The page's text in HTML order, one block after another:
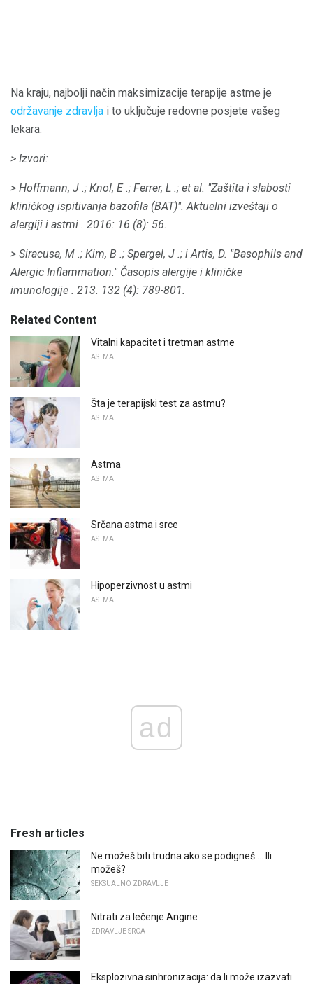
Na kraju, najbolji način maksimizacije terapije astme je
održavanje zdravlja i to uključuje redovne posjete vašeg
lekara.
> Izvori:
> Hoffmann, J .; Knol, E .; Ferrer, L .; et al. "Zaštita i slabosti
kliničkog ispitivanja bazofila (BAT)". Aktuelni izveštaji o
alergiji i astmi . 2016: 16 (8): 56.
> Siracusa, M .; Kim, B .; Spergel, J .; i Artis, D. "Basophils and
Alergic Inflammation." Časopis alergije i kliničke
imunologije . 213. 132 (4): 789-801.
Related Content
Vitalni kapacitet i tretman astme
ASTMA
Šta je terapijski test za astmu?
ASTMA
Astma
ASTMA
Srčana astma i srce
ASTMA
Hipoperzivnost u astmi
ASTMA
ad
Fresh articles
Ne možeš biti trudna ako se podigneš ... Ili
možeš?
SEKSUALNO ZDRAVLJE
Nitrati za lečenje Angine
ZDRAVLJE SRCA
Eksplozivna sinhronizacija: da li može izazvati